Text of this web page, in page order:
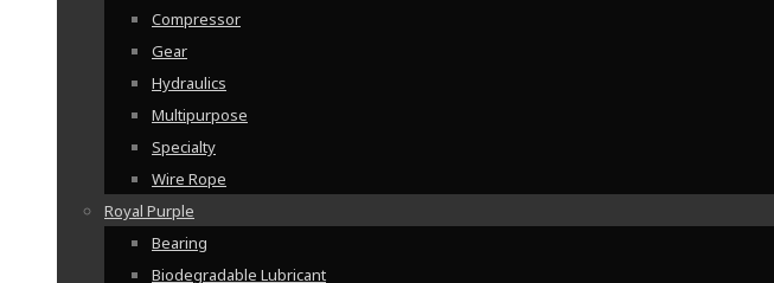
Compressor
Gear
Hydraulics
Multipurpose
Specialty
Wire Rope
Royal Purple
Bearing
Biodegradable Lubricant